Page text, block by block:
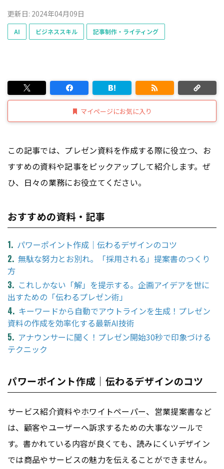
更新日: 2024年04月09日
AI ビジネススキル 記事制作・ライティング
マイページにお気に入り
この記事では、プレゼン資料を作成する際に役立つ、お
すすめの資料や記事をピックアップして紹介します。ぜ
ひ、日々の業務にお役立てください。
おすすめの資料・記事
パワーポイント作成｜伝わるデザインのコツ
無駄な努力とお別れ。「採用される」提案書のつくり
方
これしかない「解」を提示する。企画アイデアを世に
出すための「伝わるプレゼン術」
キーワードから自動でアウトラインを生成！プレゼン
資料の作成を効率化する最新AI技術
アナウンサーに聞く！プレゼン開始30秒で印象づける
テクニック
パワーポイント作成｜伝わるデザインのコツ
サービス紹介資料やホワイトペーパー、営業提案書など
は、顧客やユーザーへ訴求するための大事なツールで
す。書かれている内容が良くても、読みにくいデザイン
では商品やサービスの魅力を伝えることができません。